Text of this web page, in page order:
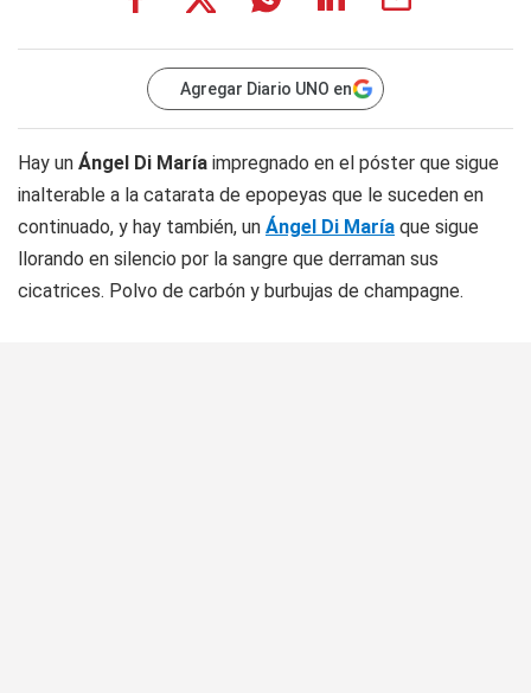
Agregar Diario UNO en
Hay un Ángel Di María impregnado en el póster que sigue
inalterable a la catarata de epopeyas que le suceden en
continuado, y hay también, un Ángel Di María que sigue
llorando en silencio por la sangre que derraman sus
cicatrices. Polvo de carbón y burbujas de champagne.